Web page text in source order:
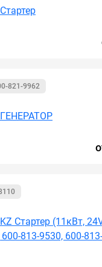
821-9962
ГЕНЕРАТОР
Стартер (11кВт,
813-9530, 600-